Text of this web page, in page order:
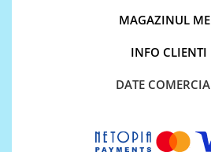
MAGAZINUL
INFO CLIENTI
DATE